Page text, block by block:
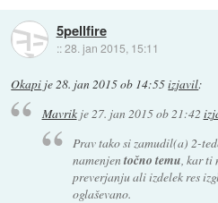
5pellfire
::28. jan 2015, 15:11
Okapi je28. jan 2015 ob 14:55izjavil:
Mavrikje27. jan 2015 ob 21:42
Prav tako si zamudil(a) 2-
namenjentočno temu, kar ti
preverjanju ali izdelek res
oglaševano.